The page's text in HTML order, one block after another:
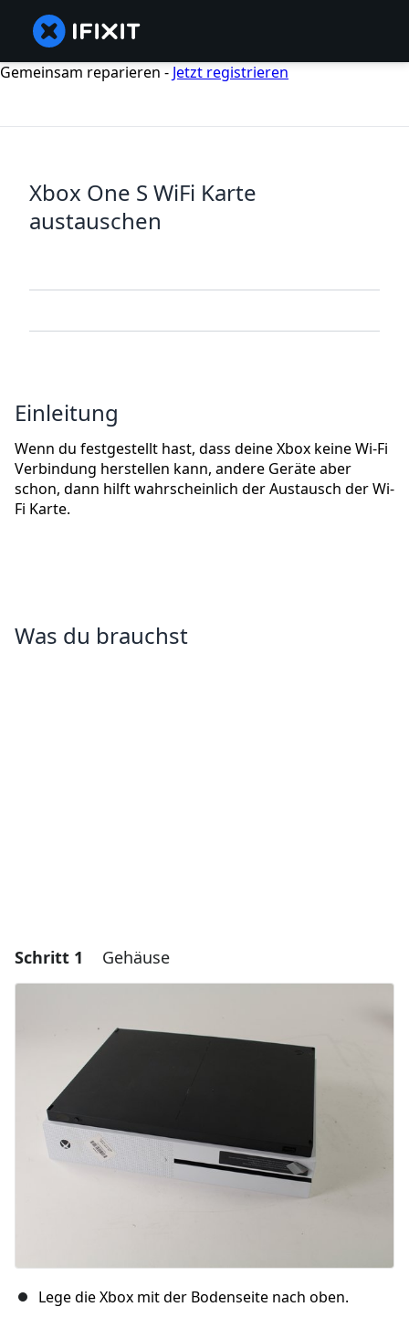
Gemeinsam reparieren - Jetzt registrieren
Xbox One S WiFi Karte
austauschen
Einleitung
Wenn du festgestellt hast, dass deine Xbox keine Wi-Fi
Verbindung herstellen kann, andere Geräte aber
schon, dann hilft wahrscheinlich der Austausch der Wi-
Fi Karte.
Was du brauchst
Schritt 1 Gehäuse
Lege die Xbox mit der Bodenseite nach oben.